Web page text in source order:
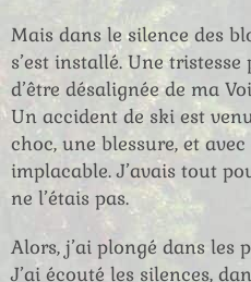
Mais dans le silence des
s’est installé. Une
d’être désalignée de ma
Un accident de ski est
choc, une blessure, et
implacable. J’avais tout
ne l’étais pas.
Alors, j’ai plongé dans les
J’ai écouté les silences,